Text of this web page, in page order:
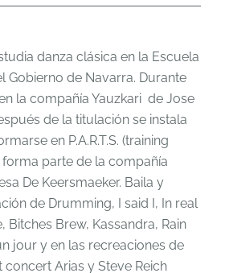
danza clásica en la Escuela
Gobierno de Navarra. Durante
la compañía Yauzkari de Jose
de la titulación se instala
en P.A.R.T.S. (training
parte de la compañía
De Keersmaeker. Baila y
de Drumming, I said I, In real
Bitches Brew, Kassandra, Rain
jour y en las recreaciones de
Arias y Steve Reich